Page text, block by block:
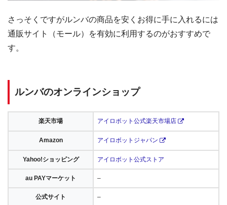
さっそくですがルンバの商品を安くお得に手に入れるには
通販サイト（モール）を有効に利用するのがおすすめで
す。
ルンバのオンラインショップ
楽天市場 アイロボット公式楽天市場店
Amazon アイロボットジャパン
Yahoo!ショッピング アイロボット公式ストア
au PAYマーケット –
公式サイト –